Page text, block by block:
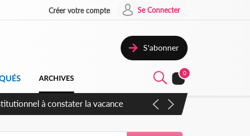
Créer votre compte Se Connecter
S'abonner
ARCHIVES
0
sauvages